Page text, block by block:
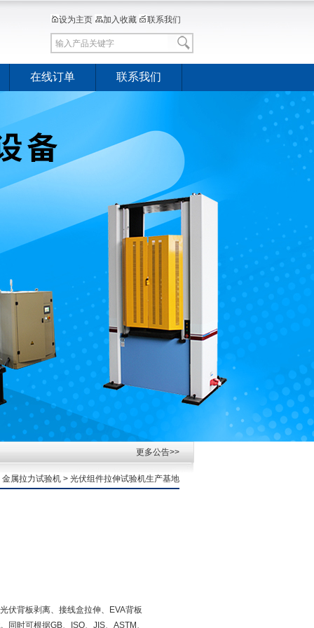
设为主页 加入收藏 联系我们
在线订单 联系我们
更多公告>>
金属拉力试验机 > 光伏组件拉伸试验机生产基地
伏背板剥离、接线盒拉伸、EVA背板
同时可根据GB、ISO、JIS、ASTM、